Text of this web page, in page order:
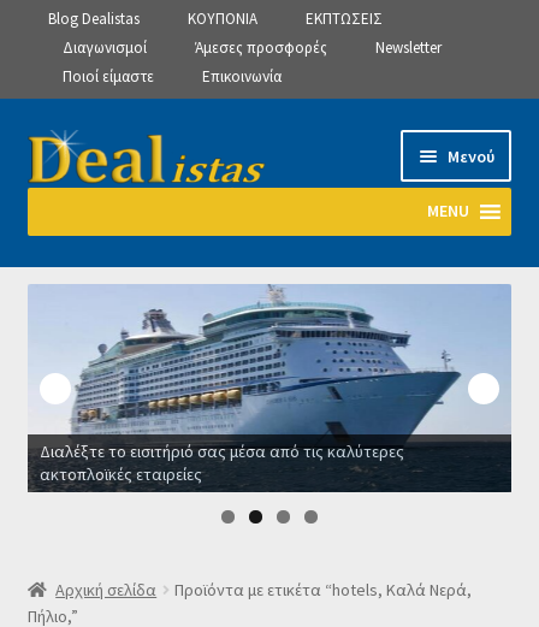
Blog Dealistas ΚΟΥΠΟΝΙΑ
ΕΚΠΤΩΣΕΙΣ
Διαγωνισμοί
Άμεσες προσφορές
Newsletter
Ποιοί είμαστε
Επικοινωνία
Απευθείας
μετάβαση
πλοήγηση
Μετάβαση
σε
Μενού
MENU
Αρχική
Manage Subscriptions
Manage Subscriptions
Manage Subscriptions
SLIDER
Διαλέξτε το εισιτήριό σας μέσα από τις καλύτερες
ακτοπλοϊκές εταιρείες
Αρχική σελίδα
Προϊόντα με ετικέτα “hotels, Καλά Νερά,
Πήλιο,”